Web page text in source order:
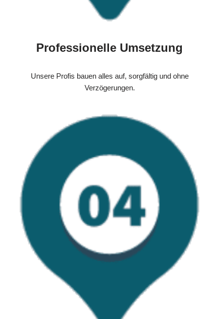
Professionelle Umsetzung
Unsere Profis bauen alles auf, sorgfältig und ohne
Verzögerungen.